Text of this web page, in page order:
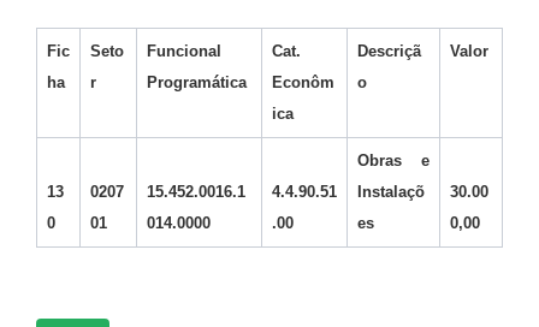
Fic
ha
Seto
r
Funcional
Programática
Cat.
Econôm
ica
Descriçã
o
Valor
13
0
0207
01
15.452.0016.1
014.0000
4.4.90.51
.00
Obras e
Instalaçõ
es
30.00
0,00